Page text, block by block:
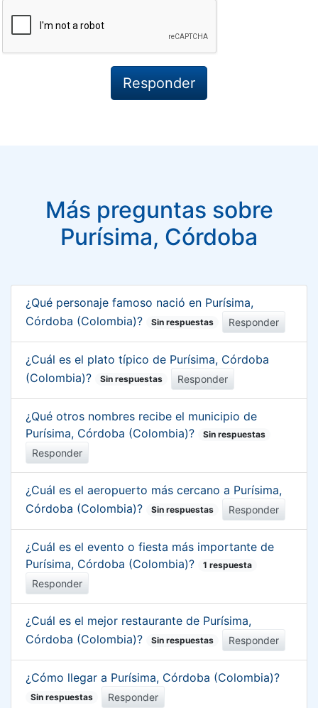
Más preguntas sobre
Purísima, Córdoba
¿Qué personaje famoso nació en Purísima,
Córdoba (Colombia)?
Sin respuestas Responder
¿Cuál es el plato típico de Purísima, Córdoba
(Colombia)?
Sin respuestas Responder
¿Qué otros nombres recibe el municipio de
Purísima, Córdoba (Colombia)?
Sin respuestas
Responder
¿Cuál es el aeropuerto más cercano a Purísima,
Córdoba (Colombia)?
Sin respuestas Responder
¿Cuál es el evento o fiesta más importante de
Purísima, Córdoba (Colombia)?
1 respuesta
Responder
¿Cuál es el mejor restaurante de Purísima,
Córdoba (Colombia)?
Sin respuestas Responder
¿Cómo llegar a Purísima, Córdoba (Colombia)?
Sin respuestas Responder